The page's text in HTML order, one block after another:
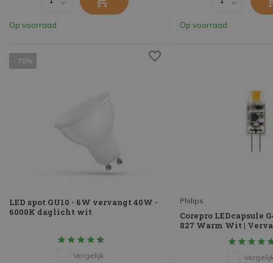
Op voorraad Op voorraad
- 78%
LED spot GU10 - 6W vervangt 40W -
6000K daglicht wit
Vergelijk
Philips
Corepro LEDcapsule
827 Warm Wit |